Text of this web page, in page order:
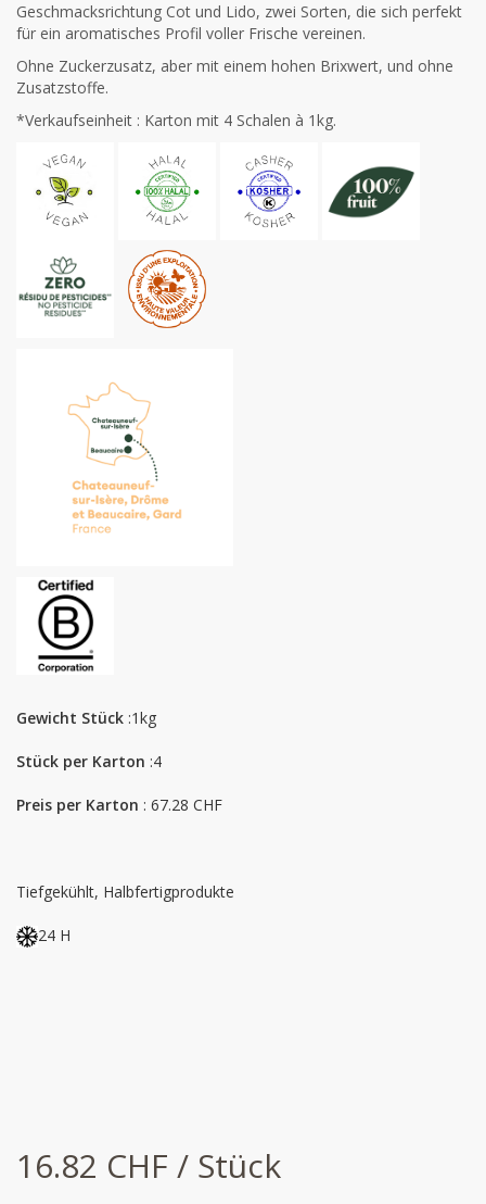
Geschmacksrichtung Cot und Lido, zwei Sorten, die sich perfekt
für ein aromatisches Profil voller Frische vereinen.
Ohne Zuckerzusatz, aber mit einem hohen Brixwert, und ohne
Zusatzstoffe.
*Verkaufseinheit : Karton mit 4 Schalen à 1kg.
Gewicht Stück :1kg
Stück per Karton :4
Preis per Karton : 67.28 CHF
Tiefgekühlt, Halbfertigprodukte
24 H
16.82 CHF / Stück